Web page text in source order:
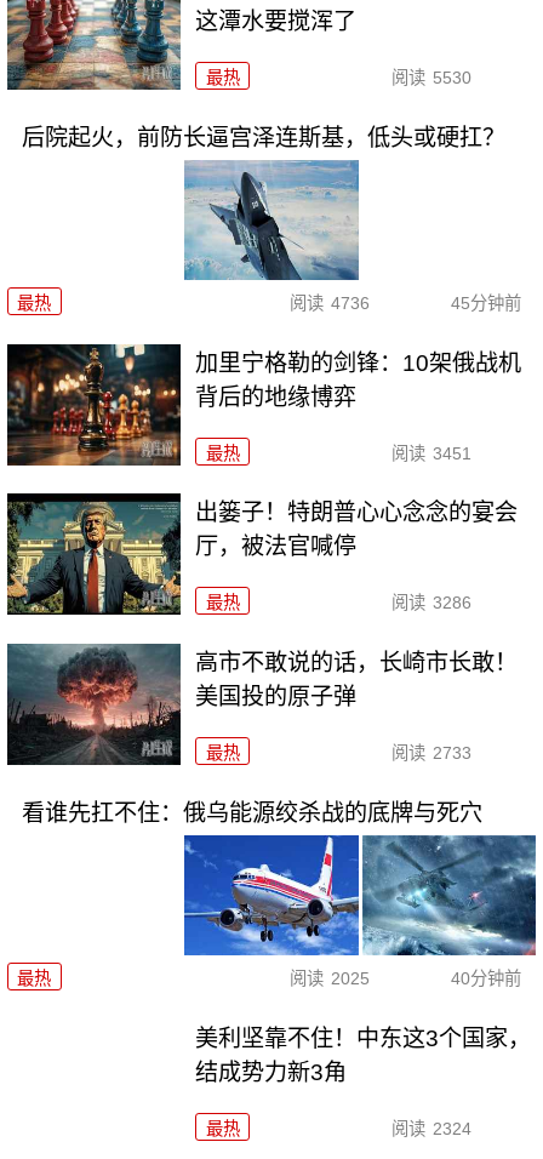
这潭水要搅浑了
最热 阅读 5530
后院起火，前防长逼宫泽连斯基，低头或硬扛？
最热 阅读 4736 45分钟前
加里宁格勒的剑锋：10架俄战机
背后的地缘博弈
最热 阅读 3451
出篓子！特朗普心心念念的宴会
厅，被法官喊停
最热 阅读 3286
高市不敢说的话，长崎市长敢！
美国投的原子弹
最热 阅读 2733
看谁先扛不住：俄乌能源绞杀战的底牌与死穴
最热 阅读 2025 40分钟前
美利坚靠不住！中东这3个国家，
结成势力新3角
最热 阅读 2324